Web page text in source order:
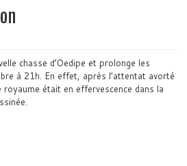
chasse d’Oedipe et prolonge les
à 21h. En effet, après l’attentat avorté
était en effervescence dans la